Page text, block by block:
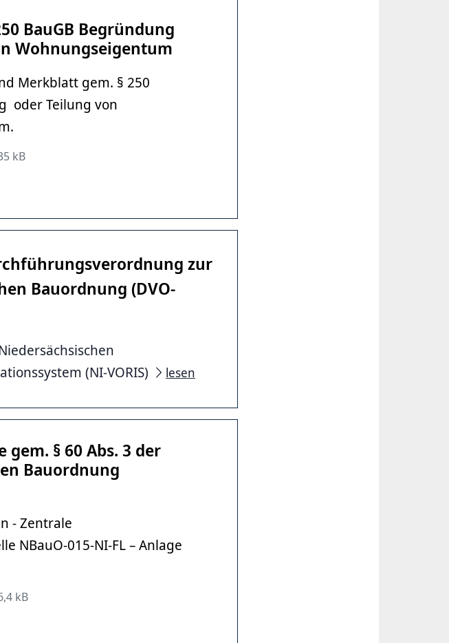
BauGB Begründung
Wohnungseigentum
Merkblatt gem. § 250
oder Teilung von
kB
zur
Bauordnung (DVO-
(NI-VORIS)
lesen
§ 60 Abs. 3 der
Bauordnung
- Zentrale
NBauO-015-NI-FL – Anlage
kB